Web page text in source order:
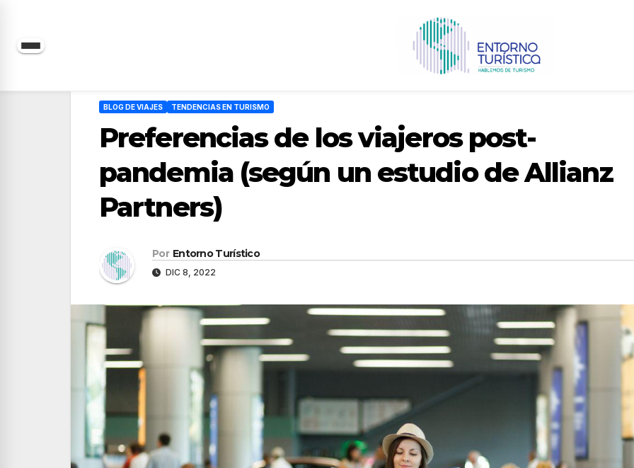
Saltar
BLOG DE VIAJES TENDENCIAS EN TURISMO
Preferencias de los viajeros post-
pandemia (según un estudio de Allianz
Partners)
Por Entorno Turístico
DIC 8, 2022